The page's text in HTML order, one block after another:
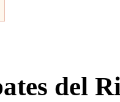
del